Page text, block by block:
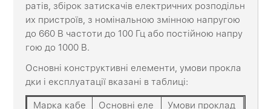
ратів, збірок затискачів електричних розподільн
их пристроїв, з номінальною змінною напругою
до 660 В частоти до 100 Гц або постійною напру
гою до 1000 В.
Основні конструктивні елементи, умови прокла
дки і експлуатації вказані в таблиці:
Марка кабе Основні еле Умови проклад